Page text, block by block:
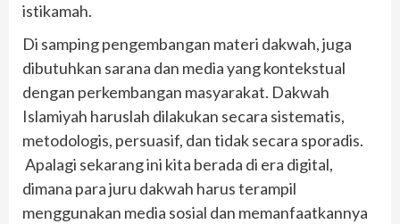
istikamah.
Di samping pengembangan materi dakwah, juga
dibutuhkan sarana dan media yang kontekstual
dengan perkembangan masyarakat. Dakwah
Islamiyah haruslah dilakukan secara sistematis,
metodologis, persuasif, dan tidak secara sporadis.
Apalagi sekarang ini kita berada di era digital,
dimana para juru dakwah harus terampil
menggunakan media sosial dan memanfaatkannya